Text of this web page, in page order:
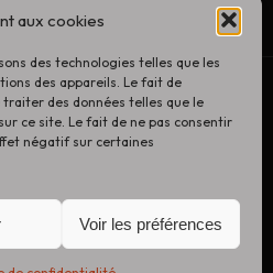
aux cookies
des technologies telles que les
des appareils. Le fait de
des données telles que le
ce site. Le fait de ne pas consentir
négatif sur certaines
Voir les préférences
Politique de cookies (UE)